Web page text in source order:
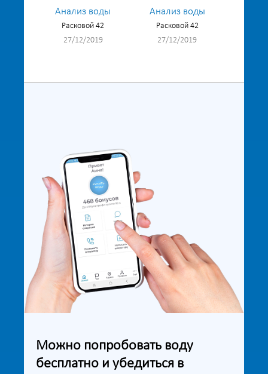
Анализ воды
Расковой 42
27/12/2019
Анализ воды
Расковой 42
27/12/2019
Можно попробовать воду
бесплатно и убедиться в